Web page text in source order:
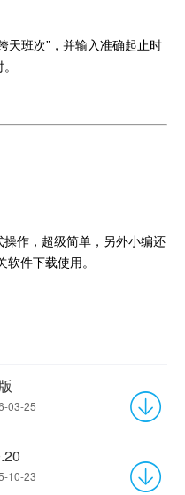
天班次”，并输入准确起止时
作，超级简单，另外小编还
件下载使用。
03-25
10-23